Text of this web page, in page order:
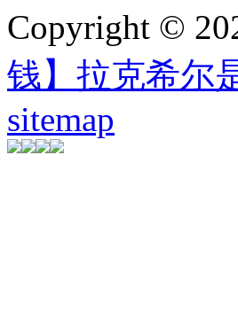
Copyright ©
钱】拉克希尔
sitemap